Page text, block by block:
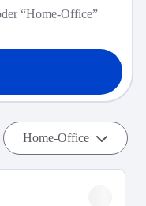
Home-Office